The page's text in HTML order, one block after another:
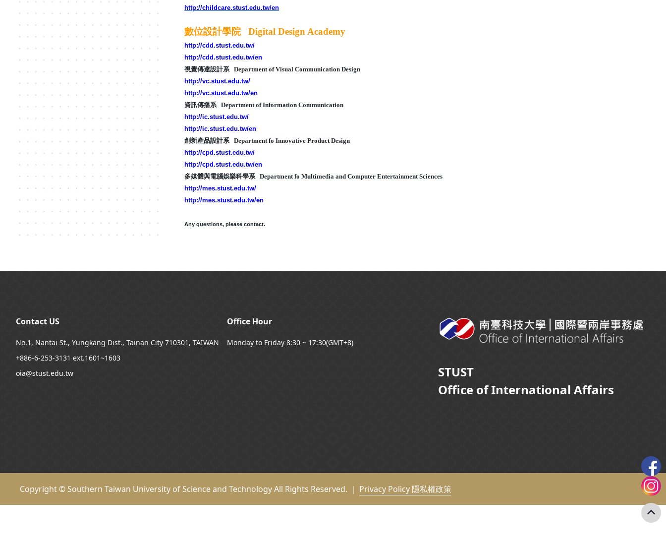
http://childcare.stust.edu.tw/en
數位設計學院 Digital Design Academy
http://cdd.stust.edu.tw/
http://cdd.stust.edu.tw/en
視覺傳達設計系 Department of Visual Communication Design
http://vc.stust.edu.tw/
http://vc.stust.edu.tw/en
資訊傳播系 Department of Information Communication
http://ic.stust.edu.tw/
http://ic.stust.edu.tw/en
創新產品設計系 Department fo Innovative Product Design
http://cpd.stust.edu.tw/
http://cpd.stust.edu.tw/en
多媒體與電腦娛樂科學系 Department fo Multimedia and Computer Entertainment Sciences
http://mes.stust.edu.tw/
http://mes.stust.edu.tw/en
Any questions, please contact.
:::
STUST
Office of International Affairs
Contact US
No.1, Nantai St., Yungkang Dist., Tainan City 710301, TAIWAN
+886-6-253-3131 ext.1601~1603
oia@stust.edu.tw
Office Hour
Monday to Friday 8:30 ~ 17:30(GMT+8)
Copyright © Southern Taiwan University of Science and Technology All Rights Reserved. ｜ Privacy Policy 隱私權政策